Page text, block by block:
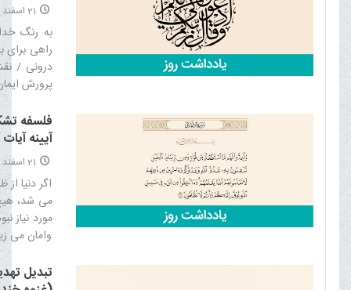
21 اسفند 1404
به رنگ
راهی
درونی /
پرورش
فلسفه
آيينه
21 اسفند 1404
اگر دنیا
مى ‏شد،
مورد نیاز
وامان مى
سیاسى و
برترى
تبدیل